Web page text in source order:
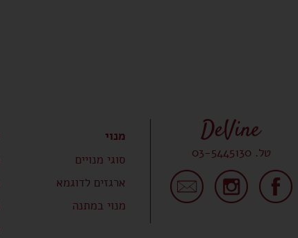
טל. 03-5445130
מנוי
סוגי מנויים
ארגזים לדוגמא
מנוי במתנה